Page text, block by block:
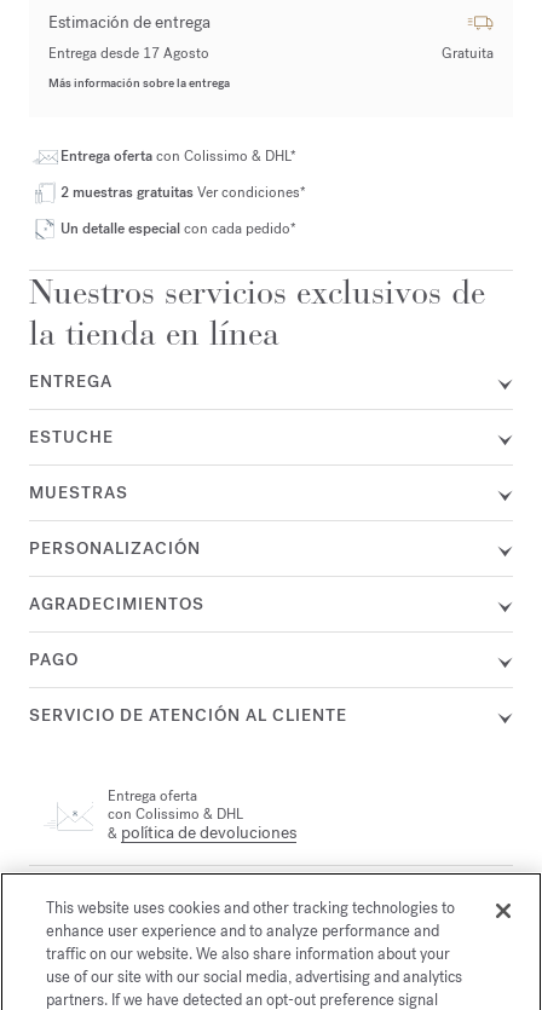
Estimación de entrega
Entrega desde 17 Agosto Gratuita
Más información sobre la entrega
Entrega ofertacon Colissimo & DHL*
2 muestras gratuitasVer condiciones*
Un detalle especialcon cada pedido*
Nuestros servicios exclusivos de
la tienda en línea
ENTREGA
ESTUCHE
MUESTRAS
PERSONALIZACIÓN
AGRADECIMIENTOS
PAGO
SERVICIO DE ATENCIÓN AL CLIENTE
Entrega oferta
con Colissimo & DHL
& política de devoluciones
(0)1 72 95 09 89 lunes de 9.00 a 19.00 h. y de martes a viernes
de 10.00 a 19.00 h., o porcorreo electrónico
This website uses cookies and other tracking technologies to
enhance user experience and to analyze performance and
traffic on our website. We also share information about your
use of our site with our social media, advertising and analytics
partners. If we have detected an opt-out preference signal